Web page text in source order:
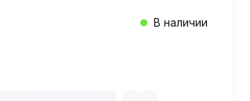
В наличии